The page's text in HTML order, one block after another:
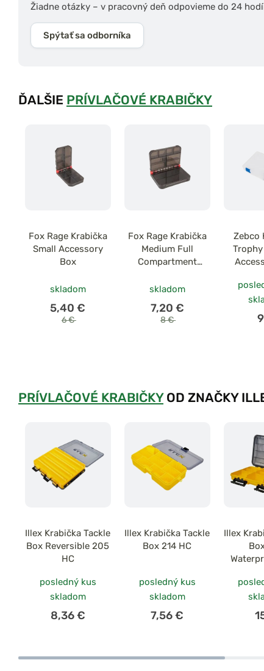
Žiadne otázky – v pracovný deň odpovieme do 24
Spýtať sa odborníka
ĎALŠIE PRÍVLAČOVÉ KRABIČKY
Fox Rage Krabička
Small Accessory
Box
skladom
5,40 €
6 €
Fox Rage Krabička
Medium Full
Compartment
skladom
7,20 €
8 €
Zebco
PRÍVLAČOVÉ KRABIČKYOD ZNAČKY
Illex Krabička Tackle
Box Reversible 205
HC
posledný kus
skladom
8,36 €
Illex Krabička Tackle
Box 214 HC
posledný kus
skladom
7,56 €
Illex